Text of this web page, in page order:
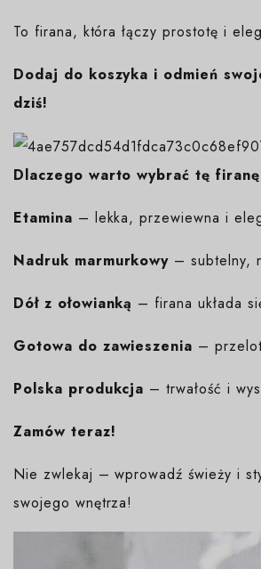
To firana, która łączy prostotę i
Dodaj do koszyka i odmień
dziś!
Dlaczego warto wybrać tę firanę
Etamina – lekka, przewiewna i
Nadruk marmurkowy – subtelny,
Dół z ołowianką – firana układa
Gotowa do zawieszenia –
Polska produkcja – trwałość i
Zamów teraz!
Nie zwlekaj – wprowadź świeży i
swojego wnętrza!